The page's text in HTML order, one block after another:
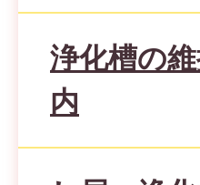
浄化槽の
内